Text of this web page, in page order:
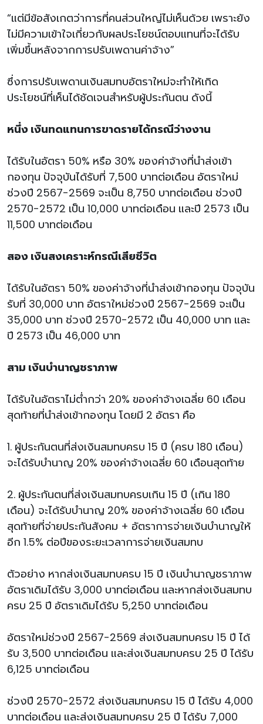
“แต่มีข้อสังเกตว่าการที่คนส่วนใหญ่ไม่เห็นด้วย เพราะยัง
ไม่มีความเข้าใจเกี่ยวกับผลประโยชน์ตอบแทนที่จะได้รับ
เพิ่มขึ้นหลังจากการปรับเพดานค่าจ้าง”
ซึ่งการปรับเพดานเงินสมทบอัตราใหม่จะทำให้เกิด
ประโยชน์ที่เห็นได้ชัดเจนสำหรับผู้ประกันตน ดังนี้
หนึ่ง เงินทดแทนการขาดรายได้กรณีว่างงาน
ได้รับในอัตรา 50% หรือ 30% ของค่าจ้างที่นำส่งเข้า
กองทุน ปัจจุบันได้รับที่ 7,500 บาทต่อเดือน อัตราใหม่
ช่วงปี 2567-2569 จะเป็น 8,750 บาทต่อเดือน ช่วงปี
2570-2572 เป็น 10,000 บาทต่อเดือน และปี 2573 เป็น
11,500 บาทต่อเดือน
สอง เงินสงเคราะห์กรณีเสียชีวิต
ได้รับในอัตรา 50% ของค่าจ้างที่นำส่งเข้ากองทุน ปัจจุบัน
รับที่ 30,000 บาท อัตราใหม่ช่วงปี 2567-2569 จะเป็น
35,000 บาท ช่วงปี 2570-2572 เป็น 40,000 บาท และ
ปี 2573 เป็น 46,000 บาท
สาม เงินบำนาญชราภาพ
ได้รับในอัตราไม่ต่ำกว่า 20% ของค่าจ้างเฉลี่ย 60 เดือน
สุดท้ายที่นำส่งเข้ากองทุน โดยมี 2 อัตรา คือ
1. ผู้ประกันตนที่ส่งเงินสมทบครบ 15 ปี (ครบ 180 เดือน)
จะได้รับบำนาญ 20% ของค่าจ้างเฉลี่ย 60 เดือนสุดท้าย
2. ผู้ประกันตนที่ส่งเงินสมทบครบเกิน 15 ปี (เกิน 180
เดือน) จะได้รับบำนาญ 20% ของค่าจ้างเฉลี่ย 60 เดือน
สุดท้ายที่จ่ายประกันสังคม + อัตราการจ่ายเงินบำนาญให้
อีก 1.5% ต่อปีของระยะเวลาการจ่ายเงินสมทบ
ตัวอย่าง หากส่งเงินสมทบครบ 15 ปี เงินบำนาญชราภาพ
อัตราเดิมได้รับ 3,000 บาทต่อเดือน และหากส่งเงินสมทบ
ครบ 25 ปี อัตราเดิมได้รับ 5,250 บาทต่อเดือน
อัตราใหม่ช่วงปี 2567-2569 ส่งเงินสมทบครบ 15 ปี ได้
รับ 3,500 บาทต่อเดือน และส่งเงินสมทบครบ 25 ปี ได้รับ
6,125 บาทต่อเดือน
ช่วงปี 2570-2572 ส่งเงินสมทบครบ 15 ปี ได้รับ 4,000
บาทต่อเดือน และส่งเงินสมทบครบ 25 ปี ได้รับ 7,000